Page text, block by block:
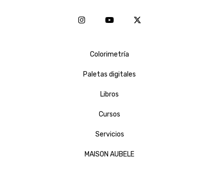
Colorimetría
Paletas digitales
Libros
Cursos
Servicios
MAISON AUBELE